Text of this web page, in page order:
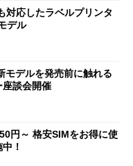
対応したラベルプリンタ
デル
デルを発売前に触れる
座談会開催
円～ 格安SIMをお得に使
！